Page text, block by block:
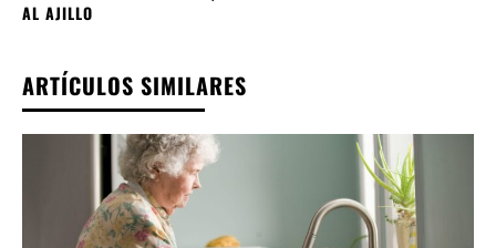
AL AJILLO
ARTÍCULOS SIMILARES